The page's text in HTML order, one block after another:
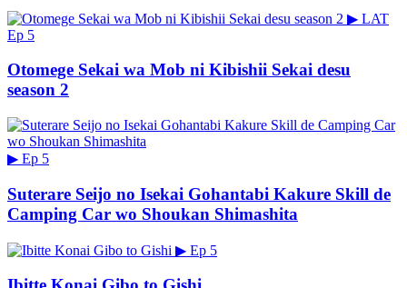
▶ LAT
Ep 5
Otomege Sekai wa Mob ni Kibishii Sekai desu
season 2
▶ Ep 5
Suterare Seijo no Isekai Gohantabi Kakure Skill de
Camping Car wo Shoukan Shimashita
▶ Ep 5